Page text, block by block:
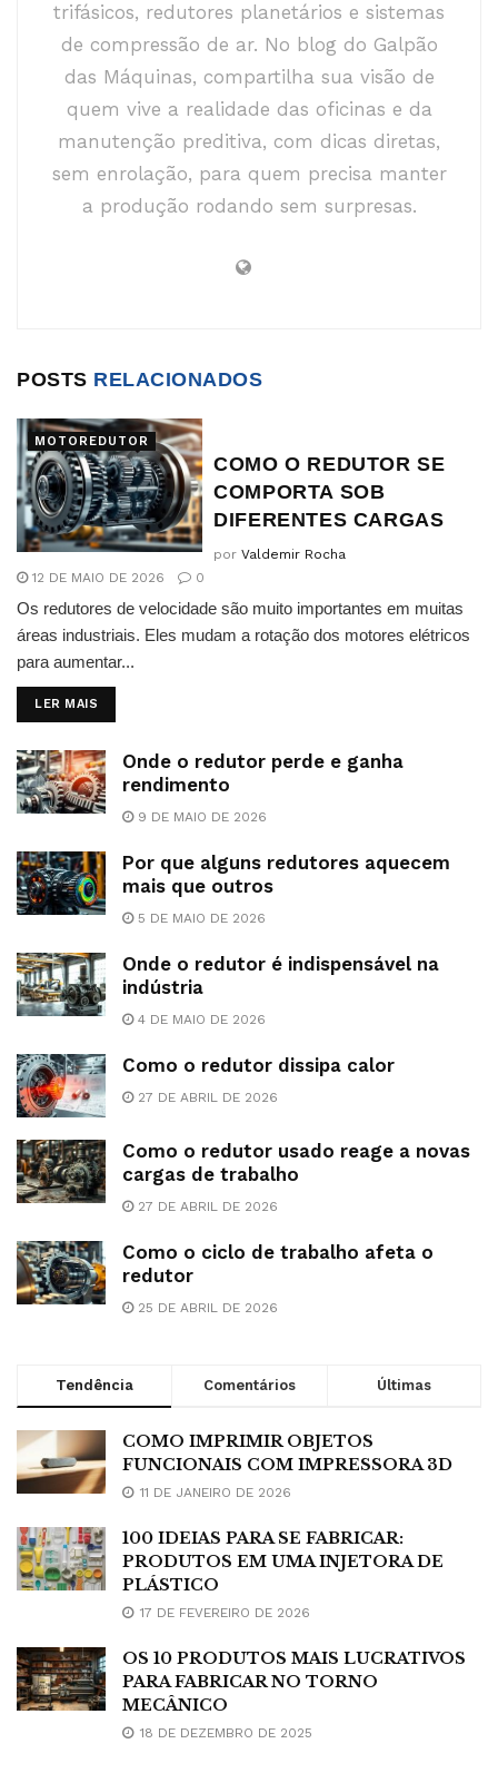
trifásicos, redutores planetários e sistemas
de compressão de ar. No blog do Galpão
das Máquinas, compartilha sua visão de
quem vive a realidade das oficinas e da
manutenção preditiva, com dicas diretas,
sem enrolação, para quem precisa manter
a produção rodando sem surpresas.
POSTS RELACIONADOS
MOTOREDUTOR
COMO O REDUTOR SE
COMPORTA SOB
DIFERENTES CARGAS
por Valdemir Rocha
12 DE MAIO DE 2026
0
Os redutores de velocidade são muito importantes em muitas
áreas industriais. Eles mudam a rotação dos motores elétricos
para aumentar...
LER MAIS
Onde o redutor perde e ganha
rendimento
9 DE MAIO DE 2026
Por que alguns redutores aquecem
mais que outros
5 DE MAIO DE 2026
Onde o redutor é indispensável na
indústria
4 DE MAIO DE 2026
Como o redutor dissipa calor
27 DE ABRIL DE 2026
Como o redutor usado reage a novas
cargas de trabalho
27 DE ABRIL DE 2026
Como o ciclo de trabalho afeta o
redutor
25 DE ABRIL DE 2026
Tendência Comentários Últimas
COMO IMPRIMIR OBJETOS
FUNCIONAIS COM IMPRESSORA 3D
11 DE JANEIRO DE 2026
100 IDEIAS PARA SE FABRICAR:
PRODUTOS EM UMA INJETORA DE
PLÁSTICO
17 DE FEVEREIRO DE 2026
OS 10 PRODUTOS MAIS LUCRATIVOS
PARA FABRICAR NO TORNO
MECÂNICO
18 DE DEZEMBRO DE 2025